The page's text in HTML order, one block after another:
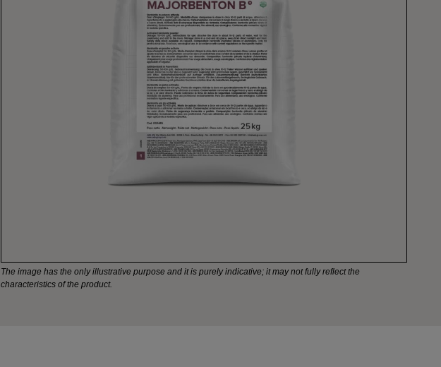
The image has the only illustrative purpose and it is purely indicative; it may not fully reflect the
characteristics of the product.